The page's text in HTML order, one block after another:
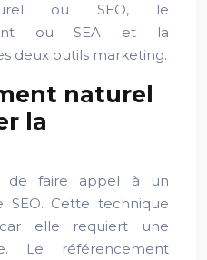
ou SEO, le
ou SEA et la
deux outils marketing.
naturel
la
de faire appel à un
SEO. Cette technique
elle requiert une
Le référencement